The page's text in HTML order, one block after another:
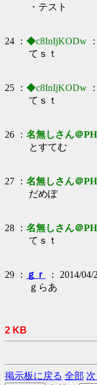
・テスト
24 ： ◆c8InIjKODw
てｓｔ
25 ： ◆c8InIjKODw
てｓｔ
26 ： 名無しさん＠
とすてむ
27 ： 名無しさん＠
だめぽ
28 ： 名無しさん＠
てｓｔ
29 ： ｇｒ
： 2014/
ｇらあ
2 KB
掲示板に戻る 全部